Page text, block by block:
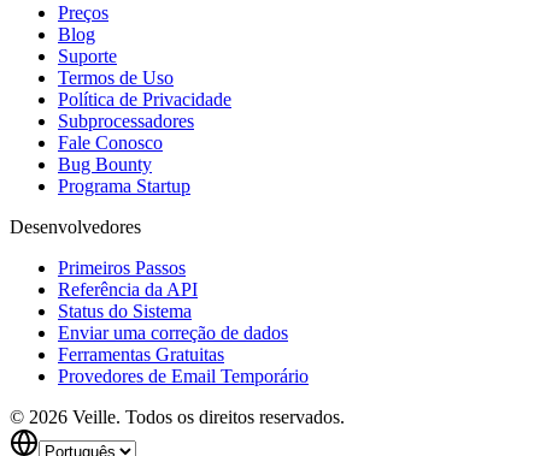
Preços
Blog
Suporte
Termos de Uso
Política de Privacidade
Subprocessadores
Fale Conosco
Bug Bounty
Programa Startup
Desenvolvedores
Primeiros Passos
Referência da API
Status do Sistema
Enviar uma correção de dados
Ferramentas Gratuitas
Provedores de Email Temporário
© 2026 Veille. Todos os direitos reservados.